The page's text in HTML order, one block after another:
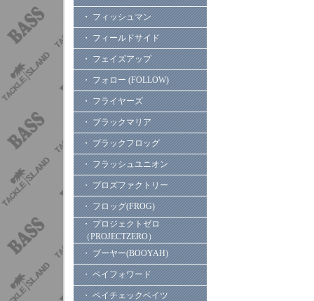
・ フィッシュマン
・ フィールドサイド
・ フェイズアップ
・ フォロー (FOLLOW)
・ フライヤーズ
・ ブラックマリア
・ ブラックフロッグ
・ フラッシュユニオン
・ プロズファクトリー
・ フロッグ(FROG)
・ プロジェクトゼロ
（PROJECTZERO）
・ ブーヤー(BOOYAH)
・ ペイフォワード
・ ペイチェックベイツ